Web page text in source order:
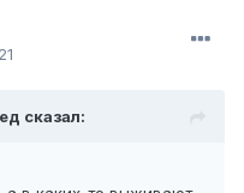
сказал: